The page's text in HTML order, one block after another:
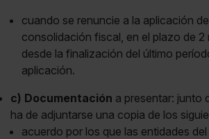
cuando se renuncie a la aplicación
consolidación fiscal, en el plazo de 2
desde la finalización del último
aplicación.
c) Documentación a presentar: junto
ha de adjuntarse una copia de los
acuerdo por los que las entidades